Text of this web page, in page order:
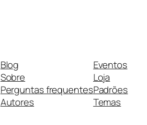
Blog
Sobre
Perguntas frequentes
Autores
Eventos
Loja
Padrões
Temas